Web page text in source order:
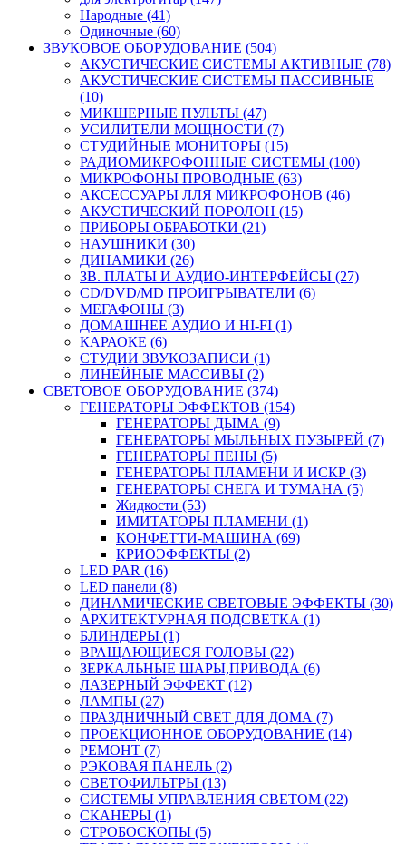
Народные (41)
Одиночные (60)
ЗВУКОВОЕ ОБОРУДОВАНИЕ (504)
АКУСТИЧЕСКИЕ СИСТЕМЫ АКТИВНЫЕ (78)
АКУСТИЧЕСКИЕ СИСТЕМЫ ПАССИВНЫЕ
(10)
МИКШЕРНЫЕ ПУЛЬТЫ (47)
УСИЛИТЕЛИ МОЩНОСТИ (7)
СТУДИЙНЫЕ МОНИТОРЫ (15)
РАДИОМИКРОФОННЫЕ СИСТЕМЫ (100)
МИКРОФОНЫ ПРОВОДНЫЕ (63)
АКСЕССУАРЫ ЛЛЯ МИКРОФОНОВ (46)
АКУСТИЧЕСКИЙ ПОРОЛОН (15)
ПРИБОРЫ ОБРАБОТКИ (21)
НАУШНИКИ (30)
ДИНАМИКИ (26)
ЗВ. ПЛАТЫ И АУДИО-ИНТЕРФЕЙСЫ (27)
CD/DVD/MD ПРОИГРЫВАТЕЛИ (6)
МЕГАФОНЫ (3)
ДОМАШНЕЕ АУДИО И HI-FI (1)
КАРАОКЕ (6)
СТУДИИ ЗВУКОЗАПИСИ (1)
ЛИНЕЙНЫЕ МАССИВЫ (2)
СВЕТОВОЕ ОБОРУДОВАНИЕ (374)
ГЕНЕРАТОРЫ ЭФФЕКТОВ (154)
ГЕНЕРАТОРЫ ДЫМА (9)
ГЕНЕРАТОРЫ МЫЛЬНЫХ ПУЗЫРЕЙ (7)
ГЕНЕРАТОРЫ ПЕНЫ (5)
ГЕНЕРАТОРЫ ПЛАМЕНИ И ИСКР (3)
ГЕНЕРАТОРЫ СНЕГА И ТУМАНА (5)
Жидкости (53)
ИМИТАТОРЫ ПЛАМЕНИ (1)
КОНФЕТТИ-МАШИНА (69)
КРИОЭФФЕКТЫ (2)
LED PAR (16)
LED панели (8)
ДИНАМИЧЕСКИЕ СВЕТОВЫЕ ЭФФЕКТЫ (30)
АРХИТЕКТУРНАЯ ПОДСВЕТКА (1)
БЛИНДЕРЫ (1)
ВРАЩАЮЩИЕСЯ ГОЛОВЫ (22)
ЗЕРКАЛЬНЫЕ ШАРЫ,ПРИВОДА (6)
ЛАЗЕРНЫЙ ЭФФЕКТ (12)
ЛАМПЫ (27)
ПРАЗДНИЧНЫЙ СВЕТ ДЛЯ ДОМА (7)
ПРОЕКЦИОННОЕ ОБОРУДОВАНИЕ (14)
РЕМОНТ (7)
РЭКОВАЯ ПАНЕЛЬ (2)
СВЕТОФИЛЬТРЫ (13)
СИСТЕМЫ УПРАВЛЕНИЯ СВЕТОМ (22)
СКАНЕРЫ (1)
СТРОБОСКОПЫ (5)